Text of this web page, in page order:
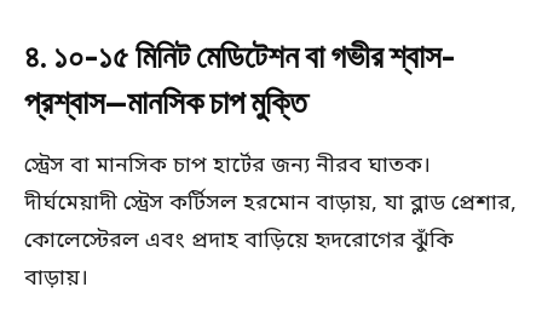
৪. ১০-১৫ মিনিট মেডিটেশন বা গভীর শ্বাস-
প্রশ্বাস—মানসিক চাপ মুক্তি
স্ট্রেস বা মানসিক চাপ হার্টের জন্য নীরব ঘাতক।
দীর্ঘমেয়াদী স্ট্রেস কর্টিসল হরমোন বাড়ায়, যা ব্লাড প্রেশার,
কোলেস্টেরল এবং প্রদাহ বাড়িয়ে হৃদরোগের ঝুঁকি
বাড়ায়।